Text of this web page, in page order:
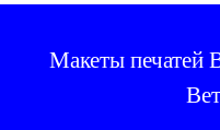
Макеты печатей